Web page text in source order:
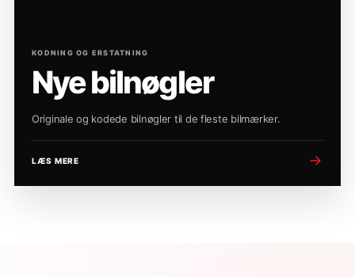
KODNING OG ERSTATNING
Nye bilnøgler
Originale og kodede bilnøgler til de fleste bilmærker.
LÆS MERE